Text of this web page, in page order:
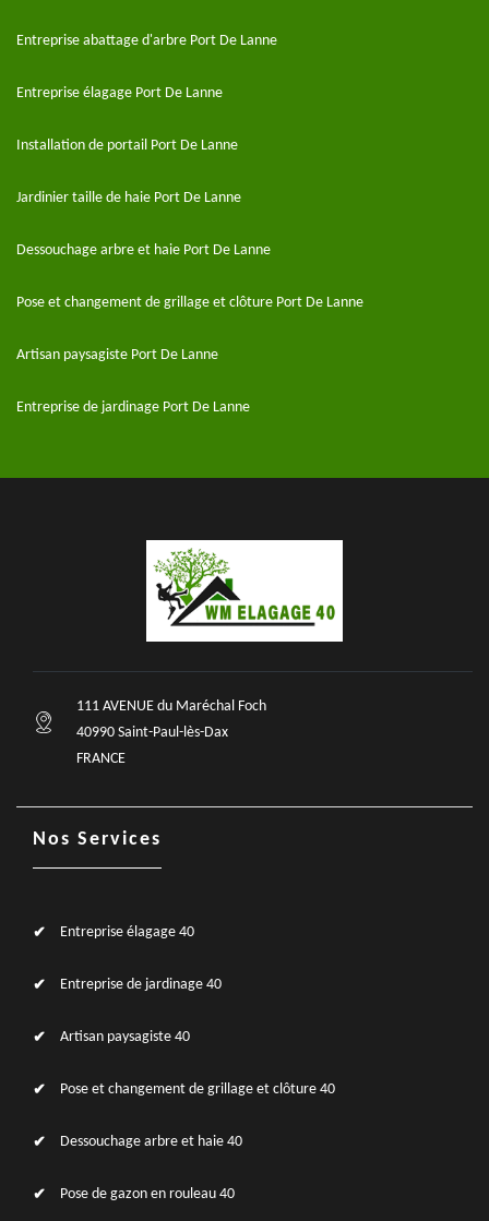
Entreprise abattage d'arbre Port De Lanne
Entreprise élagage Port De Lanne
Installation de portail Port De Lanne
Jardinier taille de haie Port De Lanne
Dessouchage arbre et haie Port De Lanne
Pose et changement de grillage et clôture Port De Lanne
Artisan paysagiste Port De Lanne
Entreprise de jardinage Port De Lanne
111 AVENUE du Maréchal Foch
40990 Saint-Paul-lès-Dax
FRANCE
Nos Services
Entreprise élagage 40
Entreprise de jardinage 40
Artisan paysagiste 40
Pose et changement de grillage et clôture 40
Dessouchage arbre et haie 40
Pose de gazon en rouleau 40